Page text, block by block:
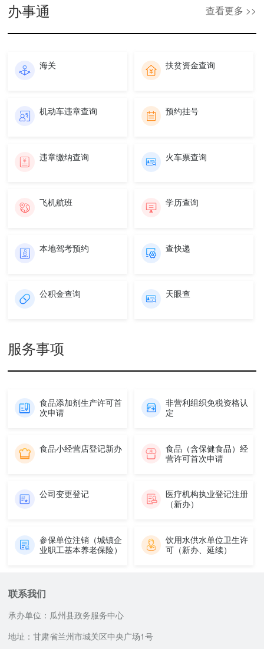
办事通 查看更多 >>
海关 扶贫资金查询
机动车违章查询 预约挂号
违章缴纳查询 火车票查询
飞机航班 学历查询
本地驾考预约 查快递
公积金查询 天眼查
服务事项
食品添加剂生产许可首
次申请
非营利组织免税资格认
定
食品小经营店登记新办
食品（含保健食品）经
营许可首次申请
公司变更登记
医疗机构执业登记注册
（新办）
参保单位注销（城镇企
业职工基本养老保险）
饮用水供水单位卫生许
可（新办、延续）
联系我们
承办单位：瓜州县政务服务中心
地址：甘肃省兰州市城关区中央广场1号